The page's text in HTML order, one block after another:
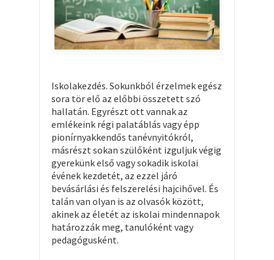
Iskolakezdés. Sokunkból érzelmek egész
sora tör elő az előbbi összetett szó
hallatán. Egyrészt ott vannak az
emlékeink régi palatáblás vagy épp
pionírnyakkendős tanévnyitókról,
másrészt sokan szülőként izguljuk végig
gyerekünk első vagy sokadik iskolai
évének kezdetét, az ezzel járó
bevásárlási és felszerelési hajcihővel. És
talán van olyan is az olvasók között,
akinek az életét az iskolai mindennapok
határozzák meg, tanulóként vagy
pedagógusként.